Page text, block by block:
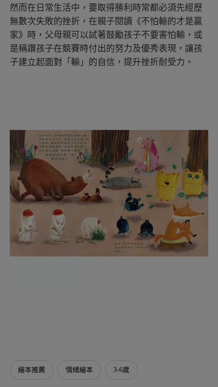
然而在日常生活中，要取得勝利時常都必須先經歷
無數次失敗的挫折，在親子閱讀《不怕輸的才是贏
家》時，父母親可以試著鼓勵孩子不要害怕輸，或
是稱讚孩子在競賽時付出的努力及優秀表現，讓孩
子建立起面對「輸」的自信，提升挫折耐受力。
繪本推薦 情緒繪本 3-6歲